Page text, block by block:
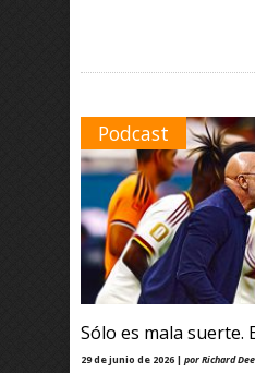
Podcast
Sólo es mala suerte.
29 de junio de 2026 | por Richard